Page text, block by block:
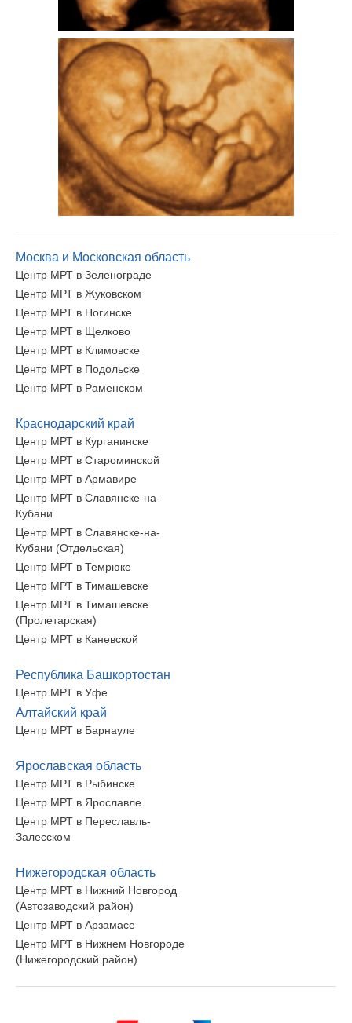
Москва и Московская область
Центр МРТ в Зеленограде
Центр МРТ в Жуковском
Центр МРТ в Ногинске
Центр МРТ в Щелково
Центр МРТ в Климовске
Центр МРТ в Подольске
Центр МРТ в Раменском
Краснодарский край
Центр МРТ в Курганинске
Центр МРТ в Староминской
Центр МРТ в Армавире
Центр МРТ в Славянске-на-
Кубани
Центр МРТ в Славянске-на-
Кубани (Отдельская)
Центр МРТ в Темрюке
Центр МРТ в Тимашевске
Центр МРТ в Тимашевске
(Пролетарская)
Центр МРТ в Каневской
Республика Башкортостан
Центр МРТ в Уфе
Алтайский край
Центр МРТ в Барнауле
Ярославская область
Центр МРТ в Рыбинске
Центр МРТ в Ярославле
Центр МРТ в Переславль-
Залесском
Нижегородская область
Центр МРТ в Нижний Новгород
(Автозаводский район)
Центр МРТ в Арзамасе
Центр МРТ в Нижнем Новгороде
(Нижегородский район)